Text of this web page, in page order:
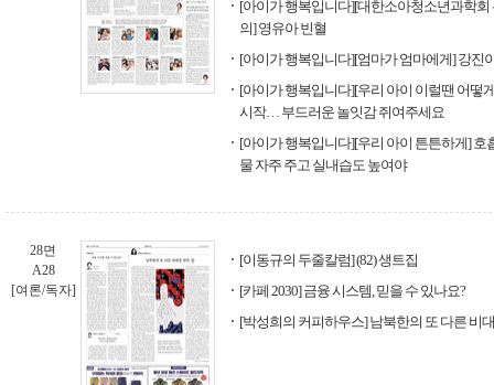
[아이가 행복입니다][대한소아청소년과학회
의] 영유아 빈혈
[아이가 행복입니다][엄마가 엄마에게] 강진
[아이가 행복입니다][우리 아이 이럴땐 어떻
시작… 부드러운 놀잇감 쥐여주세요
[아이가 행복입니다][우리 아이 튼튼하게] 호
물 자주 주고 실내습도 높여야
28면
A28
[여론/독자]
[이동규의 두줄칼럼] (82) 생트집
[카페 2030] 금융 시스템, 믿을 수 있나요?
[박성희의 커피하우스] 남북한의 또 다른 비